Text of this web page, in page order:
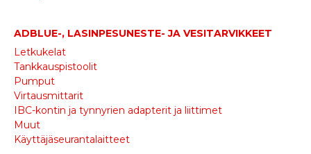
ADBLUE-, LASINPESUNESTE- JA VESITARVIKKEET
Letkukelat
Tankkauspistoolit
Pumput
Virtausmittarit
IBC-kontin ja tynnyrien adapterit ja liittimet
Muut
Käyttäjäseurantalaitteet